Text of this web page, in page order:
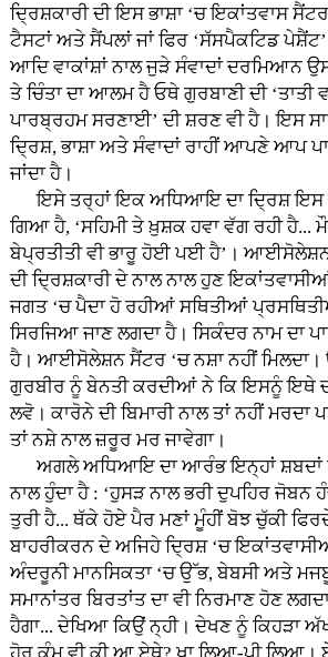
ਦ੍ਰਿਸ਼ਕਾਰੀ ਦੀ ਇਸ ਭਾਸ਼ਾ ‘ਚ ਇਕਾਂਤਵਾਸ
ਟੈਸਟਾਂ ਅਤੇ ਸੈਂਪਲਾਂ ਜਾਂ ਫਿਰ ‘ਸੱਸਪੈਕਟਿਡ
ਆਦਿ ਵਾਕਾਂਸ਼ਾਂ ਨਾਲ ਜੁੜੇ ਸੰਵਾਦਾਂ ਦਰਮਿਆਨ
ਤੇ ਚਿੰਤਾ ਦਾ ਆਲਮ ਹੈ ਓਥੇ ਗੁਰਬਾਣੀ ਦੀ
ਪਾਰਬ੍ਰਹਮ ਸਰਣਾਈ’ ਦੀ ਸ਼ਰਣ ਵੀ ਹੈ। ਇਸ
ਦ੍ਰਿਸ਼, ਭਾਸ਼ਾ ਅਤੇ ਸੰਵਾਦਾਂ ਰਾਹੀਂ ਆਪਣੇ ਆਪ
ਜਾਂਦਾ ਹੈ।
ਇਸੇ ਤਰ੍ਹਾਂ ਇਕ ਅਧਿਆਇ ਦਾ ਦ੍ਰਿਸ਼ ਇਸ
ਗਿਆ ਹੈ, ‘ਸਹਿਮੀ ਤੇ ਖ਼ੁਸ਼ਕ ਹਵਾ ਵੱਗ ਰਹੀ ਹੈ...
ਬੇਪ੍ਰਤੀਤੀ ਵੀ ਭਾਰੂ ਹੋਈ ਪਈ ਹੈ’। ਆਈਸੋਲੇਸ਼ਨ
ਦੀ ਦ੍ਰਿਸ਼ਕਾਰੀ ਦੇ ਨਾਲ ਨਾਲ ਹੁਣ
ਜਗਤ ‘ਚ ਪੈਦਾ ਹੋ ਰਹੀਆਂ ਸਥਿਤੀਆਂ
ਸਿਰਜਿਆ ਜਾਣ ਲਗਦਾ ਹੈ। ਸਿਕੰਦਰ ਨਾਮ ਦਾ
ਹੈ। ਆਈਸੋਲੇਸ਼ਨ ਸੈਂਟਰ ‘ਚ ਨਸ਼ਾ ਨਹੀਂ ਮਿਲਦਾ।
ਗੁਰਬੀਰ ਨੂੰ ਬੇਨਤੀ ਕਰਦੀਆਂ ਨੇ ਕਿ ਇਸਨੂੰ ਇਥੇ
ਲਵੋ। ਕਾਰੋਨੇ ਦੀ ਬਿਮਾਰੀ ਨਾਲ ਤਾਂ ਨਹੀਂ
ਤਾਂ ਨਸ਼ੇ ਨਾਲ ਜ਼ਰੂਰ ਮਰ ਜਾਵੇਗਾ।
ਅਗਲੇ ਅਧਿਆਇ ਦਾ ਆਰੰਭ ਇਨ੍ਹਾਂ ਸ਼ਬਦਾਂ
ਨਾਲ ਹੁੰਦਾ ਹੈ : ‘ਹੁਸੜ ਨਾਲ ਭਰੀ ਦੁਪਹਿਰ
ਤੁਰੀ ਹੈ... ਥੱਕੇ ਹੋਏ ਪੈਰ ਮਣਾਂ ਮੂੰਹੀਂ ਬੋਝ ਚੁੱਕੀ
ਬਾਹਰੀਕਰਨ ਦੇ ਅਜਿਹੇ ਦ੍ਰਿਸ਼ ‘ਚ
ਅੰਦਰੂਨੀ ਮਾਨਸਿਕਤਾ ‘ਚ ਉੱਭ, ਬੇਬਸੀ ਅਤੇ
ਸਮਾਨਾਂਤਰ ਬਿਰਤਾਂਤ ਦਾ ਵੀ ਨਿਰਮਾਣ ਹੋਣ
ਹੈਗਾ... ਦੇਖਿਆ ਕਿਉਂ ਨ੍ਹੀ। ਦੇਖਣ ਨੂੰ ਕਿਹੜਾ